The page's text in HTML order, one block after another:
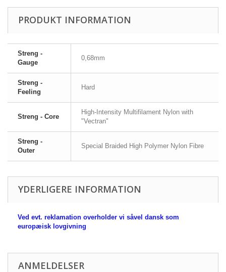
PRODUKT INFORMATION
Streng -
Gauge
0,68mm
Streng -
Feeling
Hard
Streng - Core
High-Intensity Multifilament Nylon with
"Vectran"
Streng -
Outer
Special Braided High Polymer Nylon Fibre
YDERLIGERE INFORMATION
Ved evt. reklamation overholder vi såvel dansk som
europæisk lovgivning
ANMELDELSER